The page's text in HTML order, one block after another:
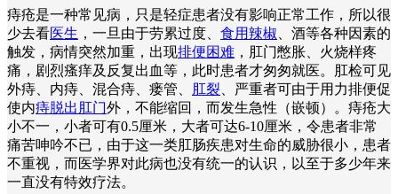
痔疮是一种常见病，只是轻症患者没有影响正常工作，所以很
少去看医生 ，一旦由于劳累过度、 食用辣椒 、酒等各种因素的
触发，病情突然加重，出现排便困难 ，肛门憋胀、火烧样疼
痛，剧烈瘙痒及反复出血等，此时患者才匆匆就医。肛检可见
外痔、内痔、混合痔、瘘管、
肛裂 、严重者可由于用力排便促
使内痔脱出肛门外，不能缩回，而发生急性（嵌顿）。痔疮大
小不一，小者可有0.5厘米，大者可达6-10厘米，令患者非常
痛苦呻吟不已，由于这一类肛肠疾患对生命的威胁很小，患者
不重视，而医学界对此病也没有统一的认识，以至于多少年来
一直没有特效疗法。